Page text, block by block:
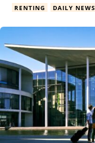
RENTING DAILY NEWS